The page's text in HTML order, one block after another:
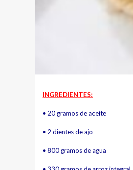
INGREDIENTES:
• 20 gramos de aceite
• 2 dientes de ajo
• 800 gramos de agua